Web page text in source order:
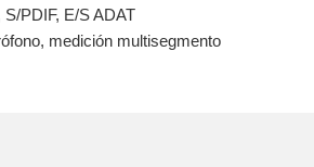
PDIF, E/S ADAT
medición multisegmento